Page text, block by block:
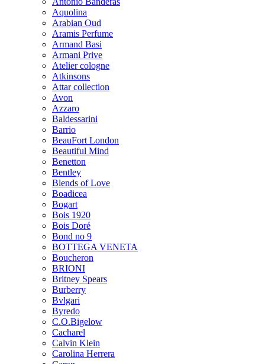
Aquolina
Arabian Oud
Aramis Perfume
Armand Basi
Armani Prive
Atelier cologne
Atkinsons
Attar collection
Avon
Azzaro
Baldessarini
Barrio
BeauFort London
Beautiful Mind
Benetton
Bentley
Blends of Love
Boadicea
Bogart
Bois 1920
Bois Doré
Bond no 9
BOTTEGA VENETA
Boucheron
BRIONI
Britney Spears
Burberry
Bvlgari
Byredo
C.O.Bigelow
Cacharel
Calvin Klein
Carolina Herrera